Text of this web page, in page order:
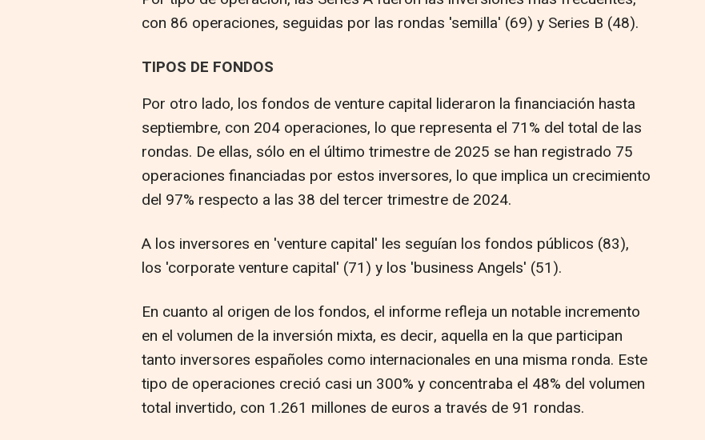
con 86 operaciones, seguidas por las rondas 'semilla' (69) y Series B (48).
TIPOS DE FONDOS
Por otro lado, los fondos de venture capital lideraron la financiación hasta
septiembre, con 204 operaciones, lo que representa el 71% del total de las
rondas. De ellas, sólo en el último trimestre de 2025 se han registrado 75
operaciones financiadas por estos inversores, lo que implica un crecimiento
del 97% respecto a las 38 del tercer trimestre de 2024.
A los inversores en 'venture capital' les seguían los fondos públicos (83),
los 'corporate venture capital' (71) y los 'business Angels' (51).
En cuanto al origen de los fondos, el informe refleja un notable incremento
en el volumen de la inversión mixta, es decir, aquella en la que participan
tanto inversores españoles como internacionales en una misma ronda. Este
tipo de operaciones creció casi un 300% y concentraba el 48% del volumen
total invertido, con 1.261 millones de euros a través de 91 rondas.